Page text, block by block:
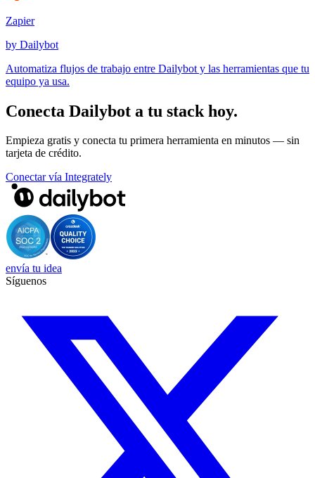
Zapier
by Dailybot
Automatiza flujos de trabajo entre Dailybot y las herramientas que tu
equipo ya usa.
Conecta Dailybot a tu stack hoy.
Empieza gratis y conecta tu primera herramienta en minutos — sin
tarjeta de crédito.
Conectar vía Integrately
envía tu idea
Síguenos